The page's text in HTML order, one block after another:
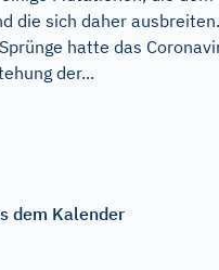
die sich daher ausbreiten.
hatte das
der...
dem Kalender